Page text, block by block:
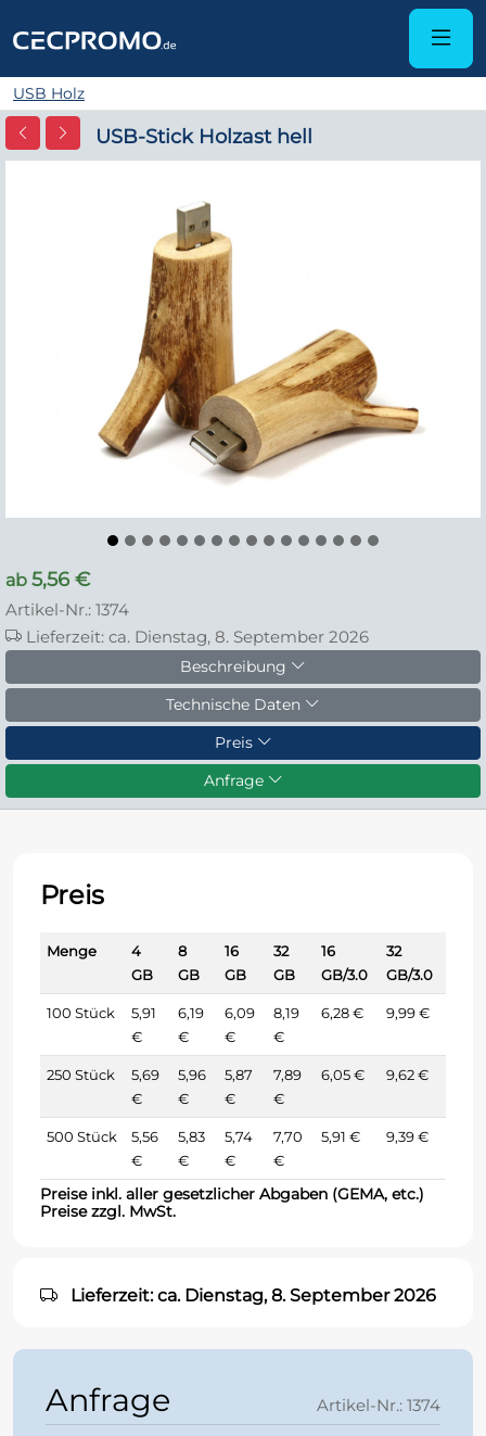
USB Holz
USB-Stick Holzast hell
ab 5,56 €
Artikel-Nr.: 1374
Lieferzeit: ca. Dienstag, 8. September 2026
Beschreibung
Technische Daten
Preis
Anfrage
Preis
Menge
4
GB
8
GB
16
GB
32
GB
16
GB/3.0
32
GB/3.0
100 Stück
5,91
€
6,19
€
6,09
€
8,19
€
6,28 € 9,99 €
250 Stück
5,69
€
5,96
€
5,87
€
7,89
€
6,05 € 9,62 €
500 Stück
5,56
€
5,83
€
5,74
€
7,70
€
5,91 € 9,39 €
Preise inkl. aller gesetzlicher Abgaben (GEMA, etc.)
Preise zzgl. MwSt.
Lieferzeit: ca. Dienstag, 8. September 2026
Anfrage Artikel-Nr.: 1374